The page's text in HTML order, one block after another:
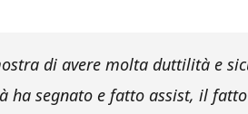
di avere molta duttilità e
ha segnato e fatto assist, il